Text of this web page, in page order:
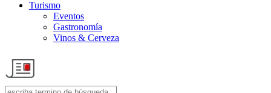
Turismo
Eventos
Gastronomía
Vinos & Cerveza